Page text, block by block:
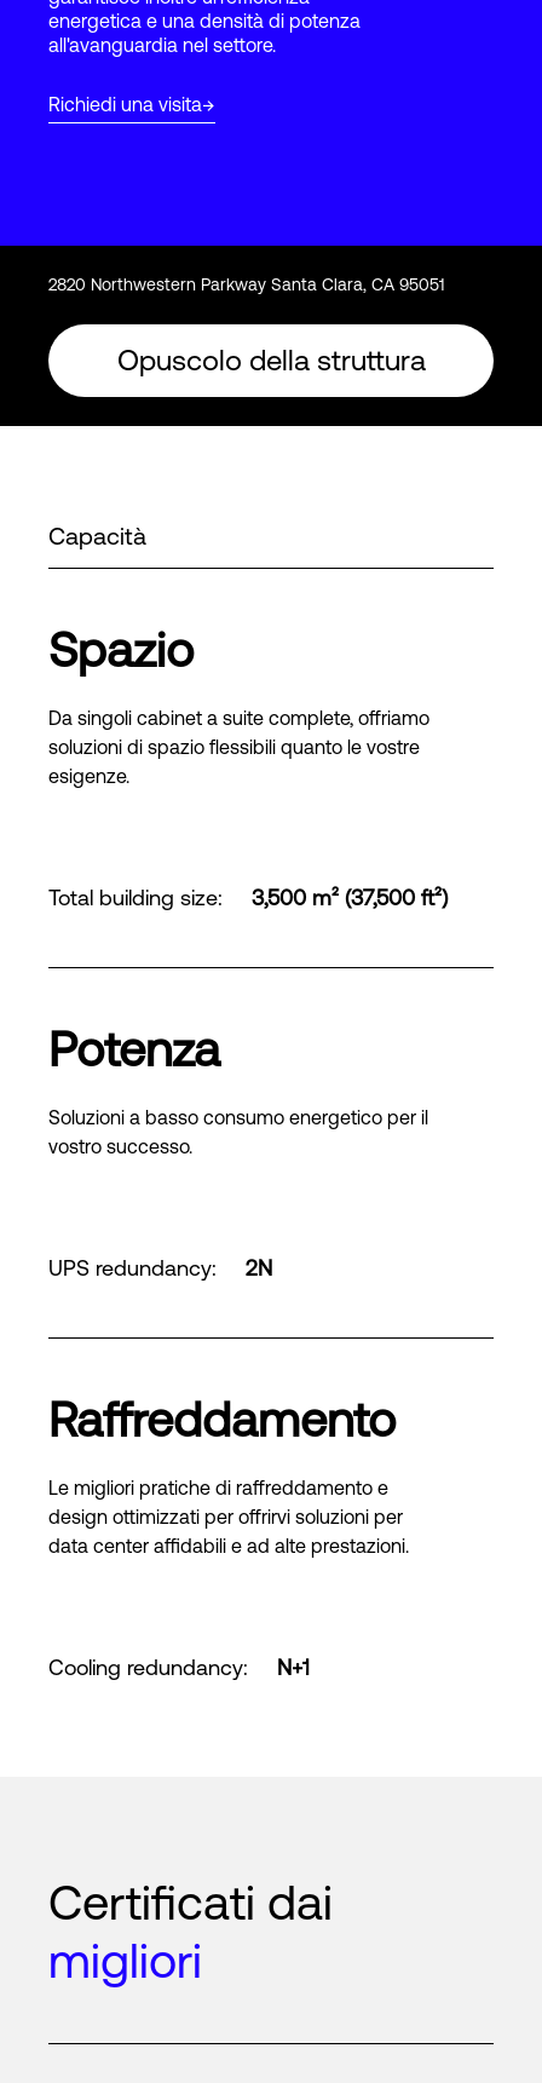
energetica e una densità di potenza
all'avanguardia nel settore.
Richiedi una visita
2820 Northwestern Parkway Santa Clara, CA 95051
Opuscolo della struttura
Capacità
Spazio
Da singoli cabinet a suite complete, offriamo
soluzioni di spazio flessibili quanto le vostre
esigenze.
Total building size: 3,500 m² (37,500 ft²)
Potenza
Soluzioni a basso consumo energetico per il
vostro successo.
UPS redundancy: 2N
Raffreddamento
Le migliori pratiche di raffreddamento e
design ottimizzati per offrirvi soluzioni per
data center affidabili e ad alte prestazioni.
Cooling redundancy: N+1
Certificati dai
migliori